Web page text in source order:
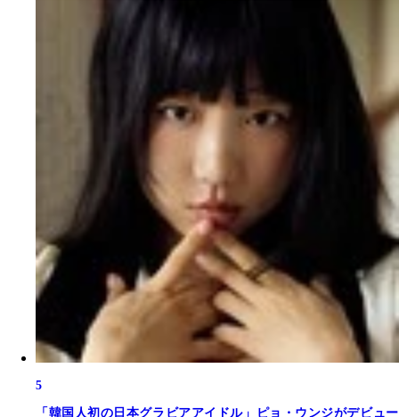
5
「韓国人初の日本グラビアアイドル」ピョ・ウンジがデビュー